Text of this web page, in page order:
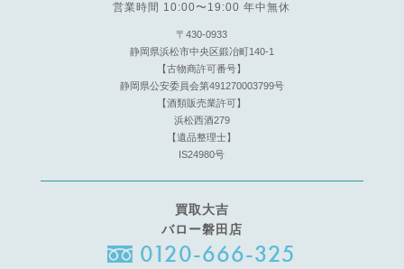
営業時間 10:00〜19:00 年中無休
〒430-0933
静岡県浜松市中央区鍛冶町140-1
【古物商許可番号】
静岡県公安委員会第491270003799号
【酒類販売業許可】
浜松西酒279
【遺品整理士】
IS24980号
買取大吉
バロー磐田店
0120-666-325